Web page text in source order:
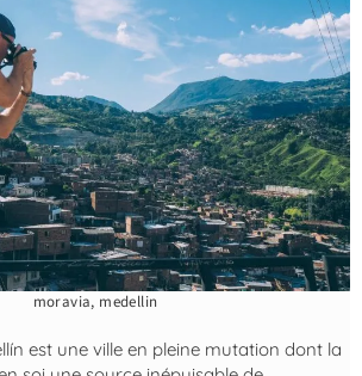
moravia, medellin
est une ville en pleine mutation dont la